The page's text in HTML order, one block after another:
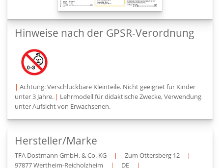
Hinweise nach der GPSR-Verordnung
| Achtung: Verschluckbare Kleinteile. Nicht geeignet für Kinder
unter 3 Jahre. | Lehrmodell für didaktische Zwecke, Verwendung
unter Aufsicht von Erwachsenen.
Hersteller/Marke
TFA Dostmann GmbH. & Co. KG | Zum Ottersberg 12
|
97877 Wertheim-Reicholzheim
| DE |